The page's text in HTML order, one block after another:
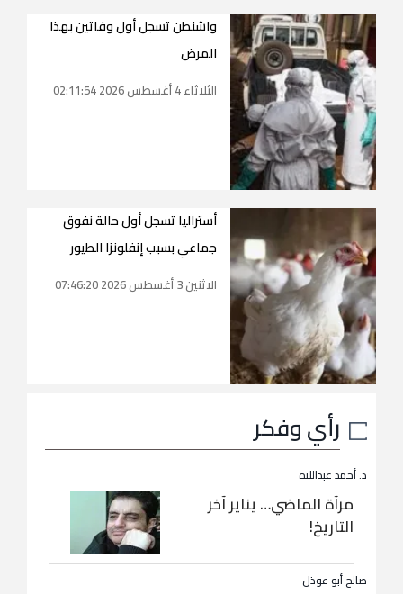
واشنطن تسجل أول وفاتين بهذا
المرض
الثلاثاء 4 أغسطس 2026 02:11:54
أستراليا تسجل أول حالة نفوق
جماعي بسبب إنفلونزا الطيور
الاثنين 3 أغسطس 2026 07:46:20
رأي وفكر
د. أحمد عبداللاه
مرآة الماضي… يناير آخر
التاريخ!
صالح أبو عوذل